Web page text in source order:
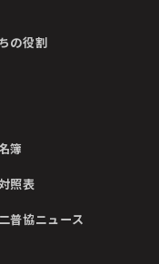
の役割
簿
照表
普協ニュース